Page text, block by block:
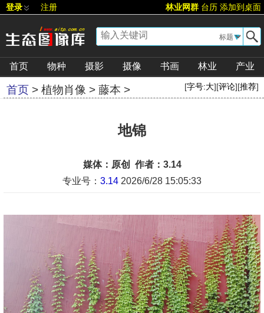
登录 注册 林业网群 台历 添加到桌面
▼
首页 物种 摄影 摄像 书画 林业 产业
首页 > 植物肖像 > 藤本 > [字号:大][评论][推荐]
地锦
媒体：原创 作者：3.14
专业号： 3.14 2026/6/28 15:05:33